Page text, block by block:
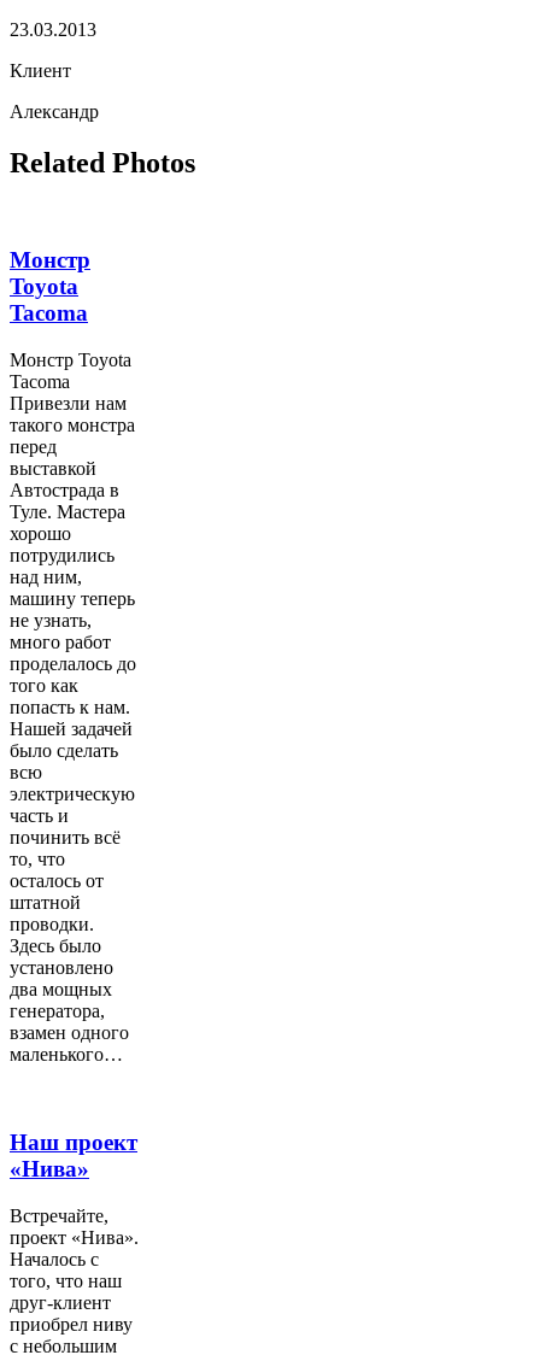
23.03.2013
Клиент
Александр
Related Photos
Монстр
Toyota
Tacoma
Монстр Toyota
Tacoma
Привезли нам
такого монстра
перед
выставкой
Автострада в
Туле. Мастера
хорошо
потрудились
над ним,
машину теперь
не узнать,
много работ
проделалось до
того как
попасть к нам.
Нашей задачей
было сделать
всю
электрическую
часть и
починить всё
то, что
осталось от
штатной
проводки.
Здесь было
установлено
два мощных
генератора,
взамен одного
маленького…
Наш проект
«Нива»
Встречайте,
проект «Нива».
Началось с
того, что наш
друг-клиент
приобрел ниву
с небольшим